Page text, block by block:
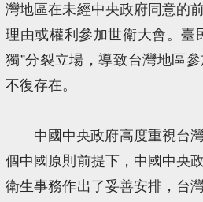
灣地區在未經中央政府同意的
理由或權利參加世衛大會。臺
獨”分裂立場，導致台灣地區
不復存在。
中國中央政府高度重視台
個中國原則前提下，中國中央
衛生事務作出了妥善安排，台